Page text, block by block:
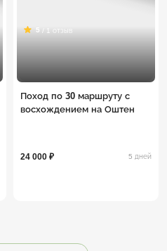
5 / 1 отзыв
Поход по 30 маршруту с
восхождением на Оштен
24 000 ₽ 5 дней